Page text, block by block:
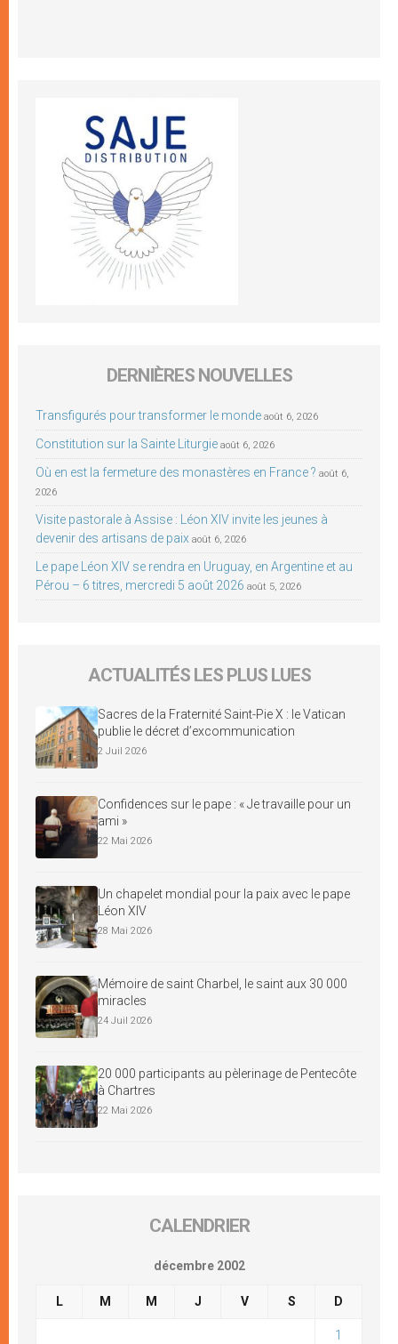
DERNIÈRES NOUVELLES
Transfigurés pour transformer le monde août 6, 2026
Constitution sur la Sainte Liturgie août 6, 2026
Où en est la fermeture des monastères en France ? août 6,
2026
Visite pastorale à Assise : Léon XIV invite les jeunes à
devenir des artisans de paix août 6, 2026
Le pape Léon XIV se rendra en Uruguay, en Argentine et au
Pérou – 6 titres, mercredi 5 août 2026 août 5, 2026
ACTUALITÉS LES PLUS LUES
Sacres de la Fraternité Saint-Pie X : le Vatican
publie le décret d’excommunication
2 Juil 2026
Confidences sur le pape : « Je travaille pour un
ami »
22 Mai 2026
Un chapelet mondial pour la paix avec le pape
Léon XIV
28 Mai 2026
Mémoire de saint Charbel, le saint aux 30 000
miracles
24 Juil 2026
20 000 participants au pèlerinage de Pentecôte
à Chartres
22 Mai 2026
CALENDRIER
décembre 2002
L M M J V S D
1